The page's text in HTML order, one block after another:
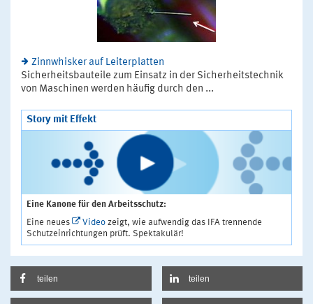
Zinnwhisker auf Leiterplatten
Sicherheitsbauteile zum Einsatz in der Sicherheitstechnik
von Maschinen werden häufig durch den ...
Story mit Effekt
Eine Kanone für den Arbeitsschutz:
Eine neues
Video zeigt, wie aufwendig das IFA trennende
Schutzeinrichtungen prüft. Spektakulär!
teilen teilen